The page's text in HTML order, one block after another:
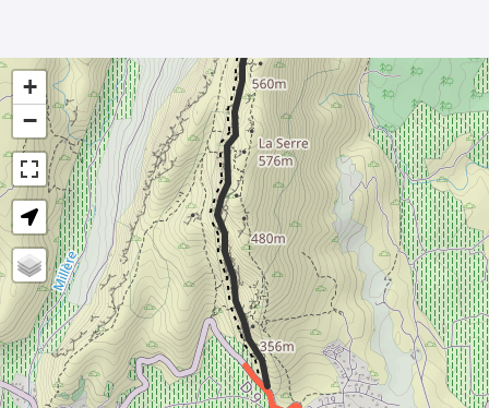
- - - - - - - - - - - - - - - - - - - - - - - - - - - - - - - - - - - - - - - -
+
−